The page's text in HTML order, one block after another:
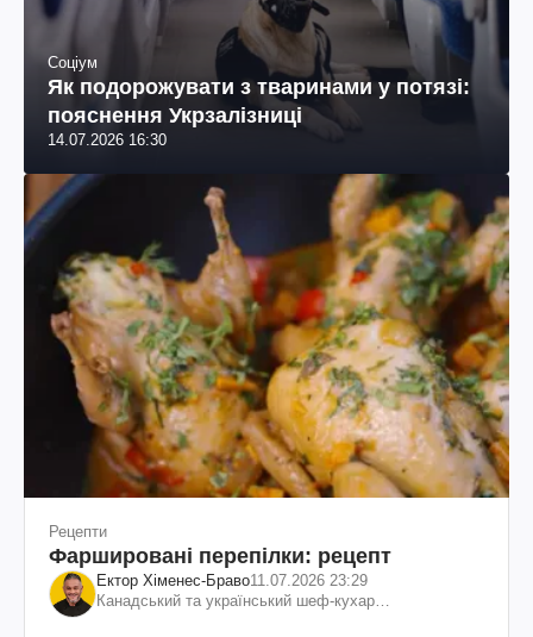
Соціум
Як подорожувати з тваринами у потязі:
пояснення Укрзалізниці
14.07.2026 16:30
Рецепти
Фаршировані перепілки: рецепт
Ектор Хіменес-Браво11.07.2026 23:29
Канадський та український шеф-кухар